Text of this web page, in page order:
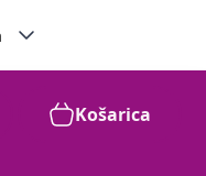
Košarica